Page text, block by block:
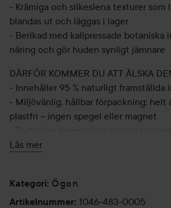
- Krämiga och silkeslena texturer som
blandas ut och läggas i lager
- Berikad med kallpressade botaniska
näring och gör huden synligt jämnare
DÄRFÖR KOMMER DU ATT ÄLSKA
- Innehåller 95 % naturligt framställda
- Miljövänlig, hållbar förpackning: helt
plastfri – ingen spegel eller magnet
- Allergi-testad och säker för känsliga
- Talkfri och fri från parabener,
gluten och andra onödiga tillsatser
Läs mer
Kategori: Ögon
Artikelnummer: 1046-483-0005